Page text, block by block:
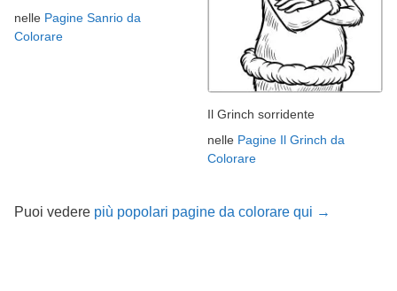
nelle Pagine Sanrio da
Colorare
Il Grinch sorridente
nelle Pagine Il Grinch da
Colorare
Puoi vedere più popolari pagine da colorare qui →